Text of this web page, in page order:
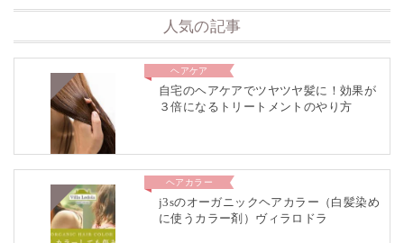
人気の記事
ヘアケア
自宅のヘアケアでツヤツヤ髪に！効果が
３倍になるトリートメントのやり方
ヘアカラー
j3sのオーガニックヘアカラー（白髪染め
に使うカラー剤）ヴィラロドラ